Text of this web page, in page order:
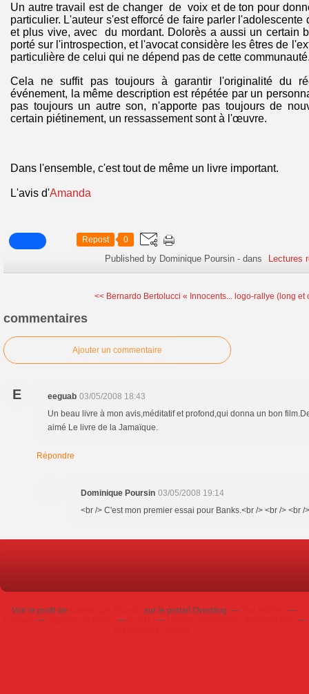
Un autre travail est de changer de voix et de ton pour
particulier. L'auteur s'est efforcé de faire parler l'adolescente
et plus vive, avec du mordant. Dolorès a aussi un certain
porté sur l'introspection, et l'avocat considère les êtres de
particulière de celui qui ne dépend pas de cette
Cela ne suffit pas toujours à garantir l'originalité du
événement, la même description est répétée par un
pas toujours un autre son, n'apporte pas toujours de
certain piétinement, un ressassement sont à l'œuvre.
Dans l'ensemble, c'est tout de même un livre important.
L'avis d'Amanda
Repost 0
Published by Dominique Poursin -dans Lectures
<< Bernardo Bertolucci « Innocents... logo-rallye (long et
commentaires
Ajouter un commentaire
E eeguab 03/05/2008 18:43
Un beau livre à mon avis,méditatif et profond,qui donna un bon
aimé Le livre de la Jamaïque.
Répondre
Dominique Poursin 03/05/2008 19:14
<br /> C'est mon premier essai pour Banks.<br /> <br /> <br />
Voir le profil de sur le portail Overblog